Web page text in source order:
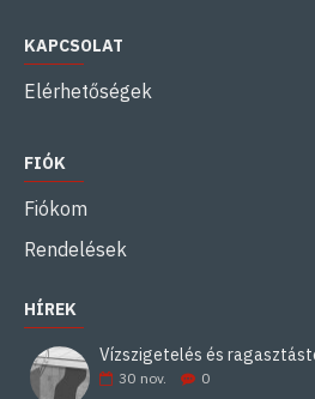
KAPCSOLAT
Elérhetőségek
FIÓK
Fiókom
Rendelések
HÍREK
30 nov. 0